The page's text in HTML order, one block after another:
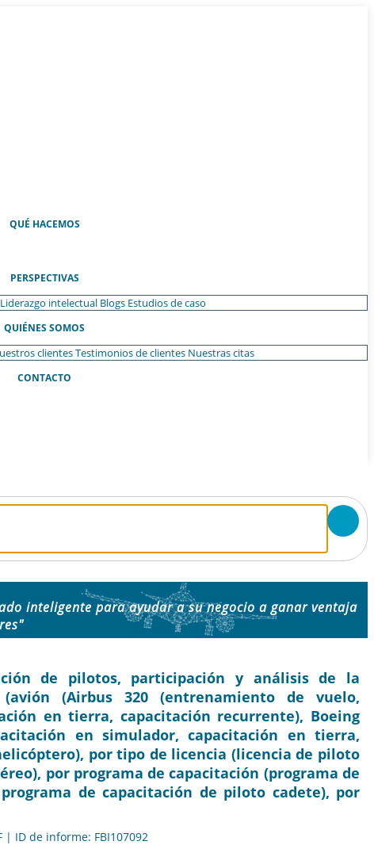
QUÉ HACEMOS
PERSPECTIVAS
Liderazgo intelectual Blogs Estudios de caso
QUIÉNES SOMOS
clientesTestimonios de clientes Nuestras citas
CONTACTO
inteligente para ayudar a su negocio a ganar ventaja
de pilotos, participación y análisis de la
(Airbus 320 (entrenamiento de vuelo,
en tierra, capacitación recurrente), Boeing
en simulador, capacitación en tierra,
por tipo de licencia (licencia de piloto
por programa de capacitación (programa de
de capacitación de piloto cadete), por
| ID de informe: FBI107092